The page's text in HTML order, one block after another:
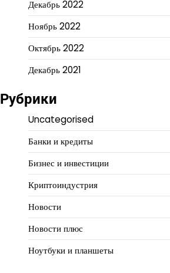
Декабрь 2022
Ноябрь 2022
Октябрь 2022
Декабрь 2021
Рубрики
Uncategorised
Банки и кредиты
Бизнес и инвестиции
Криптоиндустрия
Новости
Новости плюс
Ноутбуки и планшеты